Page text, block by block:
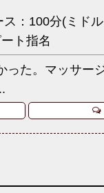
ス：100分(ミド
ト指名
った。マッサー